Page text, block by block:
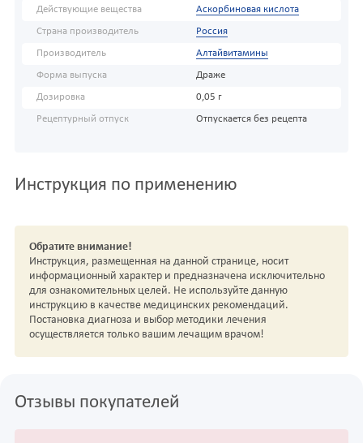
Действующие вещества Аскорбиновая кислота
Страна производитель Россия
Производитель Алтайвитамины
Форма выпуска Драже
Дозировка 0,05 г
Рецептурный отпуск Отпускается без рецепта
Инструкция по применению
Обратите внимание!
Инструкция, размещенная на данной странице, носит
информационный характер и предназначена исключительно
для ознакомительных целей. Не используйте данную
инструкцию в качестве медицинских рекомендаций.
Постановка диагноза и выбор методики лечения
осуществляется только вашим лечащим врачом!
Отзывы покупателей